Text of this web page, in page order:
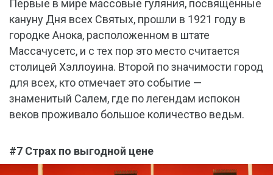
Первые в мире массовые гуляния, посвящённые
кануну Дня всех Святых, прошли в 1921 году в
городке Анока, расположенном в штате
Массачусетс, и с тех пор это место считается
столицей Хэллоуина. Второй по значимости город
для всех, кто отмечает это событие —
знаменитый Салем, где по легендам испокон
веков проживало большое количество ведьм.
#7 Страх по выгодной цене